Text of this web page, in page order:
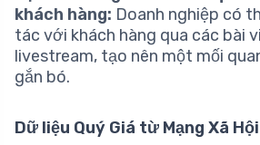
khách hàng: Doanh nghiệp có
tác với khách hàng qua các bài
livestream, tạo nên một mối
gắn bó.
Dữ liệu Quý Giá từ Mạng Xã Hội